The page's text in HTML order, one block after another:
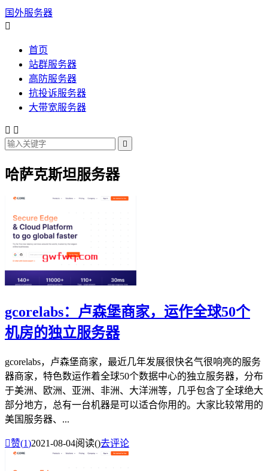
国外服务器

首页
站群服务器
高防服务器
抗投诉服务器
大带宽服务器
 

哈萨克斯坦服务器
gcorelabs：卢森堡商家，运作全球50个
机房的独立服务器
gcorelabs，卢森堡商家，最近几年发展很快名气很响亮的服务
器商家，特色数运作着全球50个数据中心的独立服务器，分布
于美洲、欧洲、亚洲、非洲、大洋洲等，几乎包含了全球绝大
部分地方，总有一台机器是可以适合你用的。大家比较常用的
美国服务器、...
赞(1)2021-08-04阅读()去评论